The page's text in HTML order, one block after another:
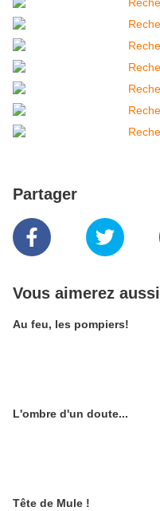
Partager
Vous aimerez aussi
Au feu, les pompiers!
L'ombre d'un doute...
Tête de Mule !